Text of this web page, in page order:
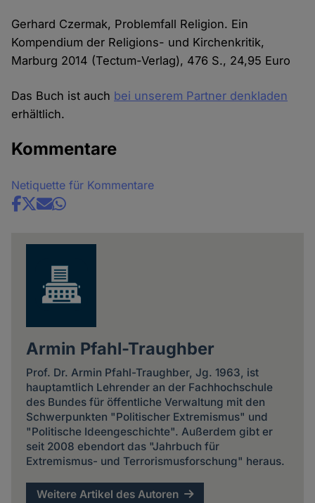
Gerhard Czermak, Problemfall Religion. Ein
Kompendium der Religions- und Kirchenkritik,
Marburg 2014 (Tectum-Verlag), 476 S., 24,95 Euro
Das Buch ist auch bei unserem Partner denkladen
erhältlich.
Kommentare
Netiquette für Kommentare
Share
Armin Pfahl-Traughber
Prof. Dr. Armin Pfahl-Traughber, Jg. 1963, ist
hauptamtlich Lehrender an der Fachhochschule
des Bundes für öffentliche Verwaltung mit den
Schwerpunkten "Politischer Extremismus" und
"Politische Ideengeschichte". Außerdem gibt er
seit 2008 ebendort das "Jahrbuch für
Extremismus- und Terrorismusforschung" heraus.
Weitere Artikel des Autoren